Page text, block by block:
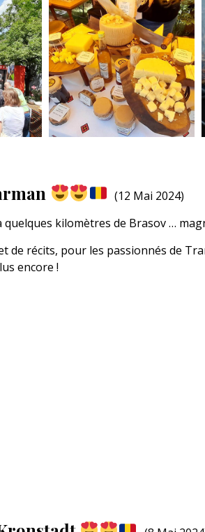
(12 Mai 2024)
kilomètres de Brasov …
récits, pour les passionnés de
encore !